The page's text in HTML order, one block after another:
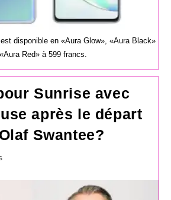
disponible en «Aura Glow», «Aura Black»
Red» à 599 francs.
Sunrise avec
après le départ
Swantee?